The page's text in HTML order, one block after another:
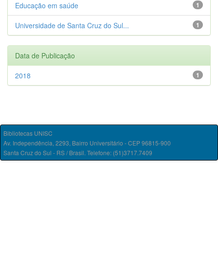
1
Educação em saúde
1
Universidade de Santa Cruz do Sul...
Data de Publicação
1
2018
Bibliotecas UNISC
Av. Independência, 2293, Bairro Universitário - CEP 96815-900
Santa Cruz do Sul - RS / Brasil. Telefone: (51)3717.7409